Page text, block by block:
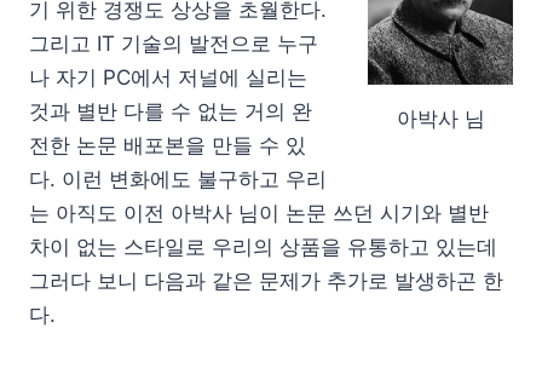
아박사 님
기 위한 경쟁도 상상을 초월한다.
그리고 IT 기술의 발전으로 누구
나 자기 PC에서 저널에 실리는
것과 별반 다를 수 없는 거의 완
전한 논문 배포본을 만들 수 있
다. 이런 변화에도 불구하고 우리
는 아직도 이전 아박사 님이 논문 쓰던 시기와 별반
차이 없는 스타일로 우리의 상품을 유통하고 있는데
그러다 보니 다음과 같은 문제가 추가로 발생하곤 한
다.